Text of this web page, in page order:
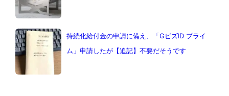
持続化給付金の申請に備え、「GビズID プライ
ム」申請したが【追記】不要だそうです